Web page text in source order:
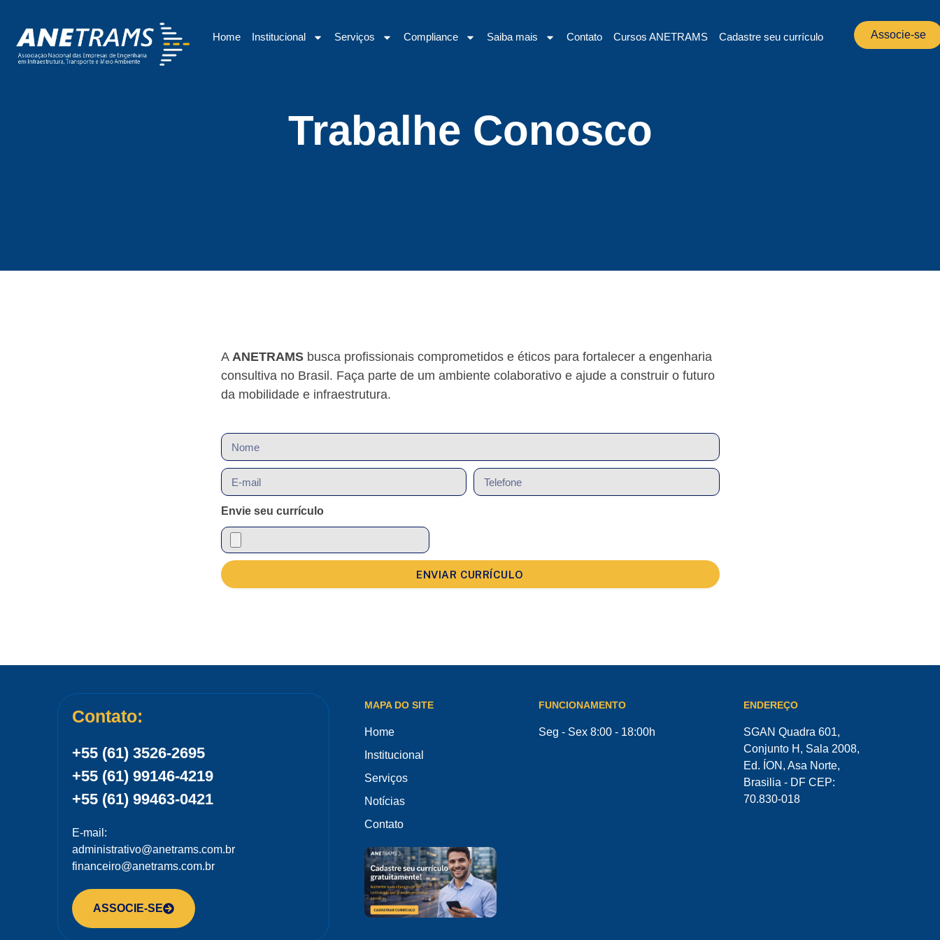
Home Institucional Serviços Compliance Saiba mais Contato Cursos ANETRAMS Cadastre seu currículo Associe-se
Trabalhe Conosco
A ANETRAMSbusca profissionais comprometidos e éticos para fortalecer a engenharia
consultiva no Brasil. Faça parte de um ambiente colaborativo e ajude a construir o futuro
da mobilidade e infraestrutura.
Envie seu currículo
ENVIAR CURRÍCULO
Contato:
+55 (61) 3526-2695
+55 (61) 99146-4219
+55 (61) 99463-0421
E-mail:
administrativo@anetrams.com.br
financeiro@anetrams.com.br
ASSOCIE-SE
MAPA DO SITE
Home
Institucional
Serviços
Notícias
Contato
FUNCIONAMENTO
Seg - Sex 8:00 - 18:00h
ENDEREÇO
SGAN Quadra 601,
Conjunto H, Sala 2008,
Ed. ÍON, Asa Norte,
Brasilia - DF CEP:
70.830-018